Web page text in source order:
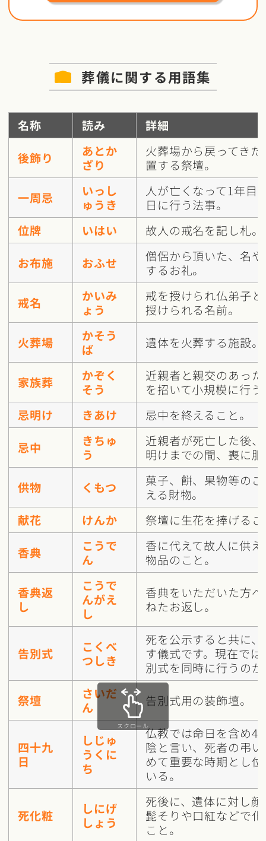
葬儀に関する用語集
名称 読み
詳細
後飾り
あとか
ざり
火葬場から戻ってき
置する祭壇。
一周忌
いっし
ゅうき
人が亡くなって1年目
日に行う法事。
位牌
いはい
故人の戒名を記し札。
お布施
おふせ
僧侶から頂いた、名
するお礼。
戒名
かいみ
ょう
戒を授けられ仏弟子
授けられる名前。
火葬場
かそう
ば
遺体を火葬する施設。
家族葬
かぞく
そう
近親者と親交のあっ
を招いて小規模に行
忌明け
きあけ
忌中を終えること。
忌中
きちゅ
う
近親者が死亡した後
明けまでの間、喪に
供物
くもつ
菓子、餅、果物等の
える財物。
献花
けんか
祭壇に生花を捧げる
香典
こうで
ん
香に代えて故人に供
物品のこと。
香典返
し
こうで
んがえ
し
香典をいただいた方
ねたお返し。
告別式
こくべ
つしき
死を公示すると共に
す儀式です。現在で
別式を同時に行うの
祭壇
さいだ
ん
告別式用の装飾壇。
四十九
日
しじゅ
うくに
ち
仏教では命日を含め
陰と言い、死者の弔
めて重要な時期とし
いる。
死化粧
しにげ
しょう
死後に、遺体に対し
髭そりや口紅などで
こと。
スクロール